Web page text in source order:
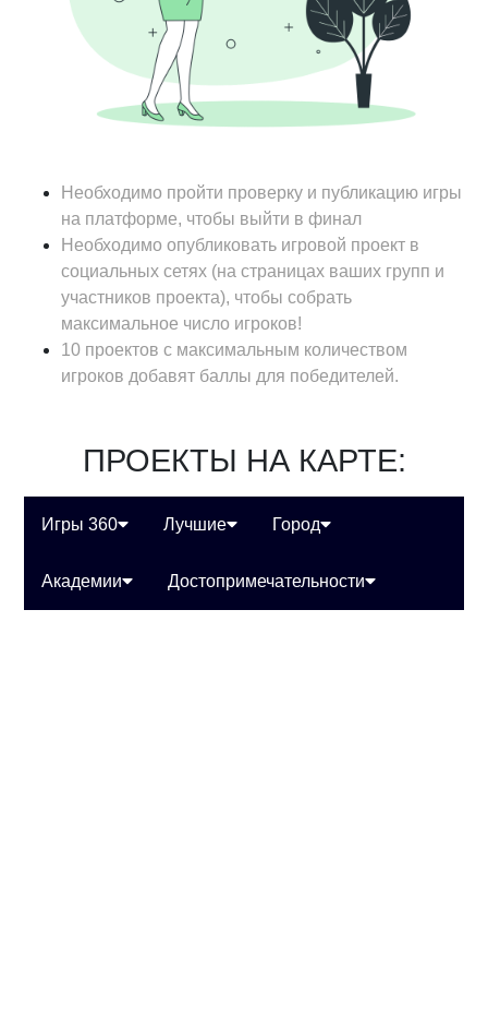
Необходимо пройти проверку и публикацию игры
на платформе, чтобы выйти в финал
Необходимо опубликовать игровой проект в
социальных сетях (на страницах ваших групп и
участников проекта), чтобы собрать
максимальное число игроков!
10 проектов с максимальным количеством
игроков добавят баллы для победителей.
ПРОЕКТЫ НА КАРТЕ:
Игры 360 Лучшие Город
Академии Достопримечательности